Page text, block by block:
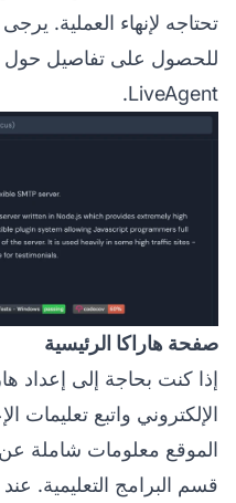
تحتاجه لإنهاء العملية.
للحصول على تفاصيل حول
LiveAgent.
صفحة هاراكا الرئيسية
إذا كنت بحاجة إلى إعداد
الإلكتروني واتبع تعليمات
الموقع معلومات شاملة
قسم البرامج التعليمية. عند